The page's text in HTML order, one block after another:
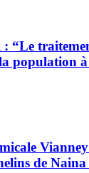
“Le
population à
de